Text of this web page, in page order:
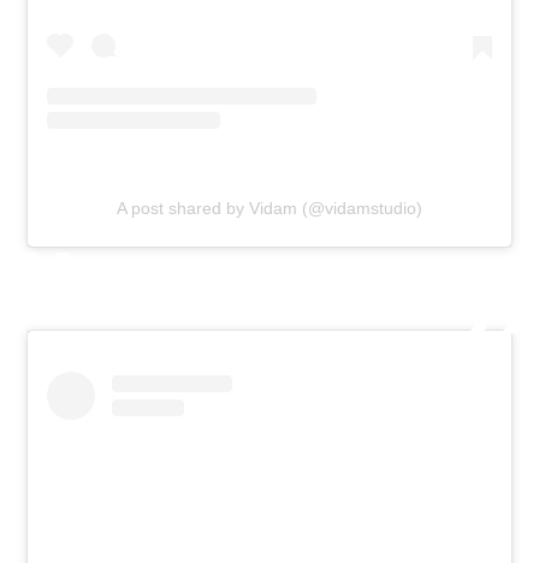
A post shared by Vidam (@vidamstudio)